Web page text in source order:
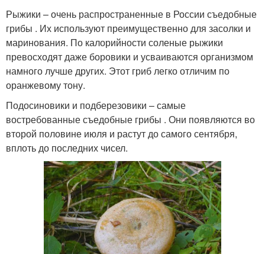
Рыжики – очень распространенные в России съедобные
грибы . Их используют преимущественно для засолки и
маринования. По калорийности соленые рыжики
превосходят даже боровики и усваиваются организмом
намного лучше других. Этот гриб легко отличим по
оранжевому тону.
Подосиновики и подберезовики – самые
востребованные съедобные грибы . Они появляются во
второй половине июля и растут до самого сентября,
вплоть до последних чисел.